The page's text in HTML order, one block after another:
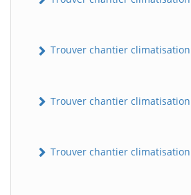
Trouver chantier climatisation
Trouver chantier
Trouver chantier